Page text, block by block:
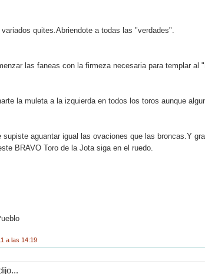
quites.Abriendote a todas las "verdades".
las faneas con la firmeza necesaria para templar al
la muleta a la izquierda en todos los toros aunque
supiste aguantar igual las ovaciones que las broncas.Y
BRAVO Toro de la Jota siga en el ruedo.
a las 14:19